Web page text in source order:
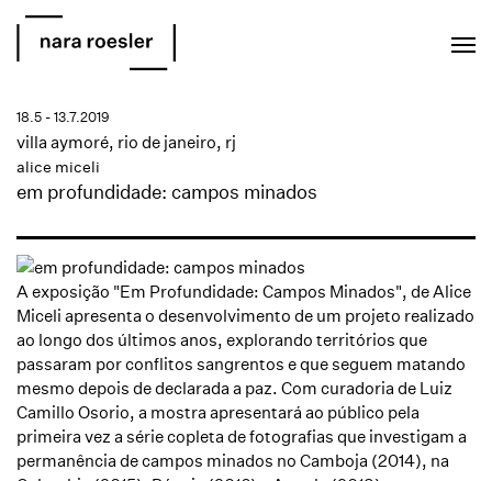
em profundidade: campos minados
alice miceli
villa aymoré, rio de janeiro, rj
18.5 - 13.7.2019
A exposição "Em Profundidade: Campos Minados", de Alice
Miceli apresenta o desenvolvimento de um projeto realizado
ao longo dos últimos anos, explorando territórios que
passaram por conflitos sangrentos e que seguem matando
mesmo depois de declarada a paz. Com curadoria de Luiz
Camillo Osorio, a mostra apresentará ao público pela
primeira vez a série copleta de fotografias que investigam a
permanência de campos minados no Camboja (2014), na